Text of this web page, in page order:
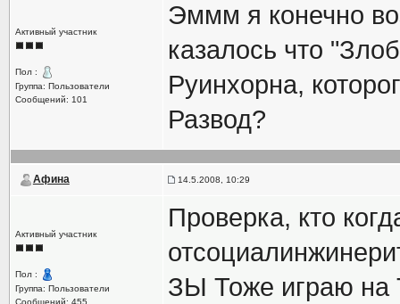
Активный участник
Пол :
Группа: Пользователи
Сообщений: 101
Эммм я конечно
казалось что
Руинхорна,
Развод?
Афина 14.5.2008, 10:29
Активный участник
Пол :
Группа: Пользователи
Сообщений: 455
Проверка, кто
ЗЫ Тоже играю на